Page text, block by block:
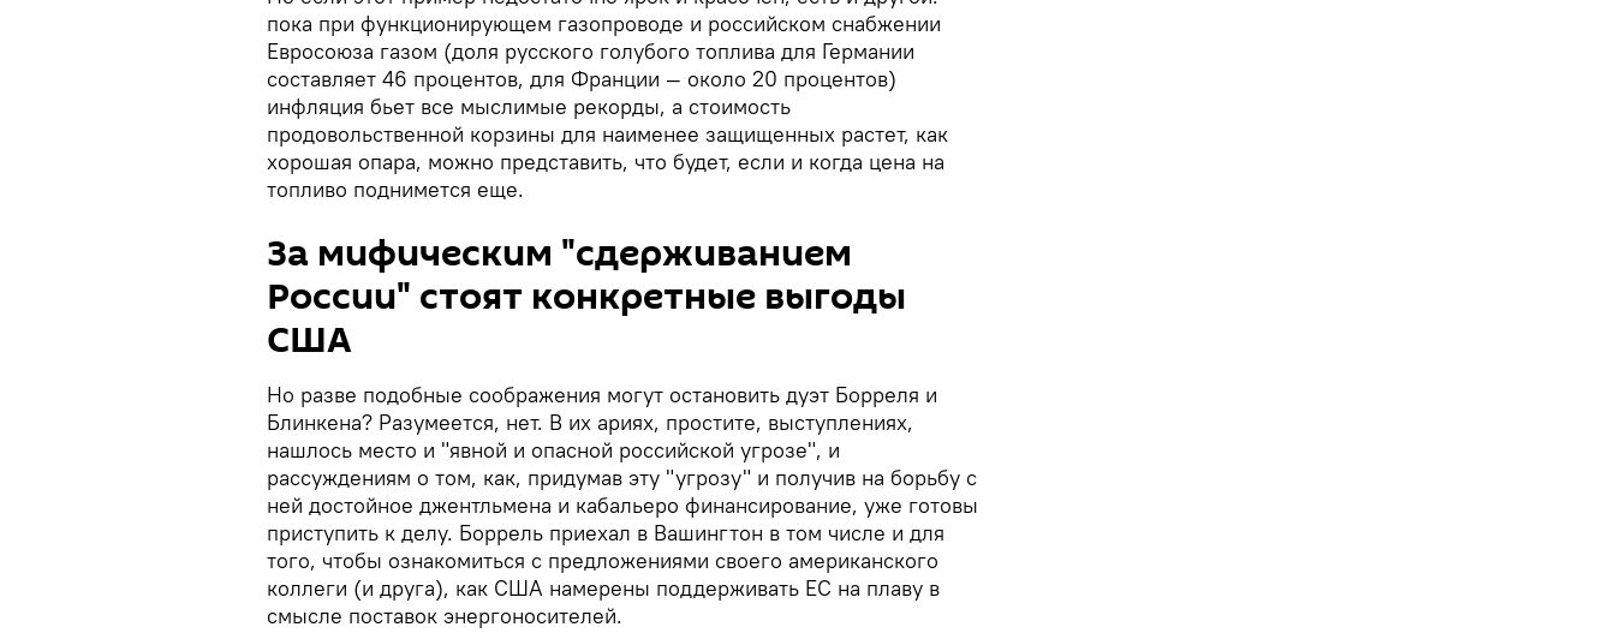
пока при функционирующем газопроводе и российском снабжении
Евросоюза газом (доля русского голубого топлива для Германии
составляет 46 процентов, для Франции — около 20 процентов)
инфляция бьет все мыслимые рекорды, а стоимость
продовольственной корзины для наименее защищенных растет, как
хорошая опара, можно представить, что будет, если и когда цена на
топливо поднимется еще.
За мифическим "сдерживанием
России" стоят конкретные выгоды
США
Но разве подобные соображения могут остановить дуэт Борреля и
Блинкена? Разумеется, нет. В их ариях, простите, выступлениях,
нашлось место и "явной и опасной российской угрозе", и
рассуждениям о том, как, придумав эту "угрозу" и получив на борьбу с
ней достойное джентльмена и кабальеро финансирование, уже готовы
приступить к делу. Боррель приехал в Вашингтон в том числе и для
того, чтобы ознакомиться с предложениями своего американского
коллеги (и друга), как США намерены поддерживать ЕС на плаву в
смысле поставок энергоносителей.